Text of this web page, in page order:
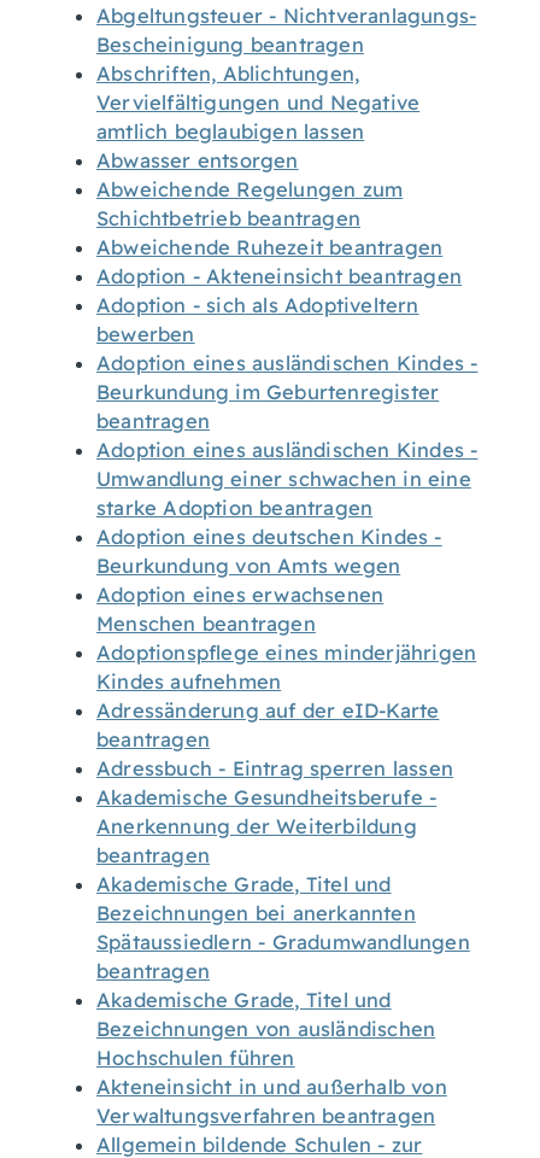
Abgeltungsteuer - Nichtveranlagungs-
Bescheinigung beantragen
Abschriften, Ablichtungen,
Vervielfältigungen und Negative
amtlich beglaubigen lassen
Abwasser entsorgen
Abweichende Regelungen zum
Schichtbetrieb beantragen
Abweichende Ruhezeit beantragen
Adoption - Akteneinsicht beantragen
Adoption - sich als Adoptiveltern
bewerben
Adoption eines ausländischen Kindes -
Beurkundung im Geburtenregister
beantragen
Adoption eines ausländischen Kindes -
Umwandlung einer schwachen in eine
starke Adoption beantragen
Adoption eines deutschen Kindes -
Beurkundung von Amts wegen
Adoption eines erwachsenen
Menschen beantragen
Adoptionspflege eines minderjährigen
Kindes aufnehmen
Adressänderung auf der eID-Karte
beantragen
Adressbuch - Eintrag sperren lassen
Akademische Gesundheitsberufe -
Anerkennung der Weiterbildung
beantragen
Akademische Grade, Titel und
Bezeichnungen bei anerkannten
Spätaussiedlern - Gradumwandlungen
beantragen
Akademische Grade, Titel und
Bezeichnungen von ausländischen
Hochschulen führen
Akteneinsicht in und außerhalb von
Verwaltungsverfahren beantragen
Allgemein bildende Schulen - zur